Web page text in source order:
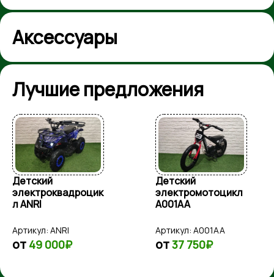
Аксессуары
Лучшие предложения
Детский
электроквадроцик
л ANRI
Артикул: ANRI
от 49 000₽
Детский
электромотоцикл
A001AA
Артикул: A001AA
от37 750₽